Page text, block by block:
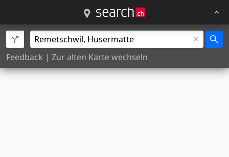
Feedback | Zur alten Karte wechseln